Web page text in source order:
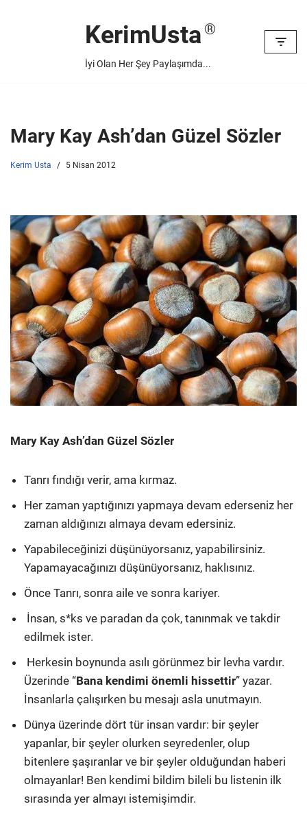
KerimUsta
İyi Olan Her Şey Paylaşımda...
Mary Kay Ash’dan Güzel Sözler
Kerim Usta 5 Nisan 2012
Mary Kay Ash’dan Güzel Sözler
Tanrı fındığı verir, ama kırmaz.
Her zaman yaptığınızı yapmaya devam ederseniz her
zaman aldığınızı almaya devam edersiniz.
Yapabileceğinizi düşünüyorsanız, yapabilirsiniz.
Yapamayacağınızı düşünüyorsanız, haklısınız.
Önce Tanrı, sonra aile ve sonra kariyer.
İnsan, s*ks ve paradan da çok, tanınmak ve takdir
edilmek ister.
Herkesin boynunda asılı görünmez bir levha vardır.
Üzerinde “Bana kendimi önemli hissettir” yazar.
İnsanlarla çalışırken bu mesajı asla unutmayın.
Dünya üzerinde dört tür insan vardır: bir şeyler
yapanlar, bir şeyler olurken seyredenler, olup
bitenlere şaşıranlar ve bir şeyler olduğundan haberi
olmayanlar! Ben kendimi bildim bileli bu listenin ilk
sırasında yer almayı istemişimdir.